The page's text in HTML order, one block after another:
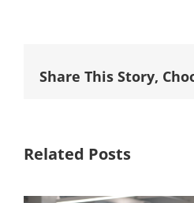
Share This Story,
Related Posts